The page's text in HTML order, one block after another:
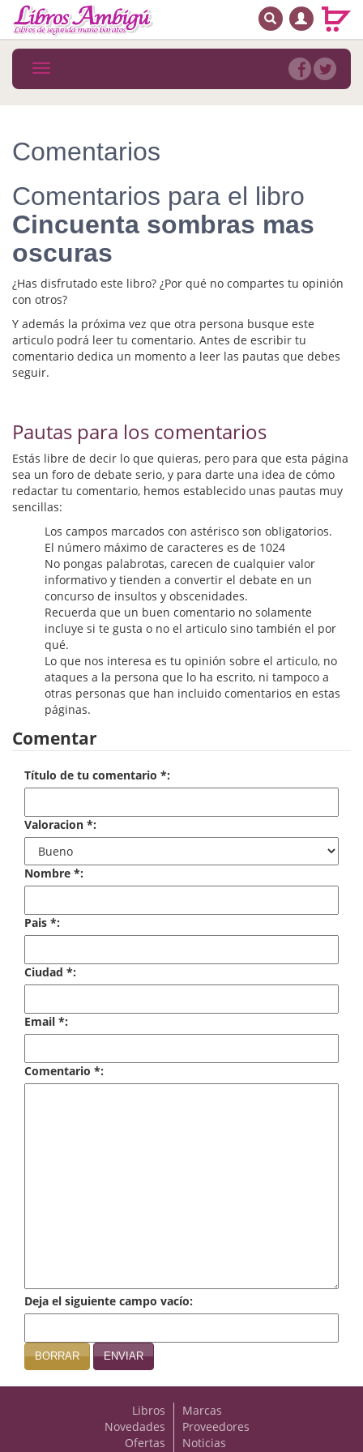
MENÚ PRINCIPAL
Novedades
MATERIAS
Arte
Astrología. Ocultismo
Autoayuda. Conocimiento personal
Autoayuda. Crecimiento personal
Biografía
Biografías
Cine
Cocina
Cómic
Cuentos y relatos
Deportes
Derecho
Discos deVinilo. LP
Divulgación científica
Economía
Enciclopedias
Ensayo literario
Filosofía
Guerra Civil Española
Historia
Infantil y juvenil
Mafia y espionaje
Matemáticas
Medicina
BUSCAR
Toggle
navigation
Comentarios
Comentarios para el libro
Cincuenta sombras mas
oscuras
¿Has disfrutado este libro? ¿Por qué no compartes tu opinión
con otros?
Y además la próxima vez que otra persona busque este
articulo podrá leer tu comentario. Antes de escribir tu
comentario dedica un momento a leer las pautas que debes
seguir.
Pautas para los comentarios
Estás libre de decir lo que quieras, pero para que esta página
sea un foro de debate serio, y para darte una idea de cómo
redactar tu comentario, hemos establecido unas pautas muy
sencillas:
Los campos marcados con astérisco son obligatorios.
El número máximo de caracteres es de 1024
No pongas palabrotas, carecen de cualquier valor
informativo y tienden a convertir el debate en un
concurso de insultos y obscenidades.
Recuerda que un buen comentario no solamente
incluye si te gusta o no el articulo sino también el por
qué.
Lo que nos interesa es tu opinión sobre el articulo, no
ataques a la persona que lo ha escrito, ni tampoco a
otras personas que han incluido comentarios en estas
páginas.
Comentar
Título de tu comentario *:
Valoracion *:
Nombre *:
Pais *:
Ciudad *:
Email *:
Comentario *:
Deja el siguiente campo vacío:
BORRAR ENVIAR
Libros
Novedades
Ofertas
Marcas
Proveedores
Noticias